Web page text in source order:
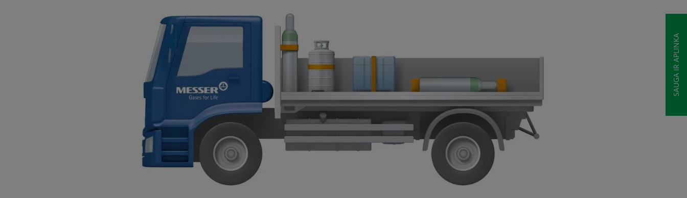
SAUGA IR APLINKA